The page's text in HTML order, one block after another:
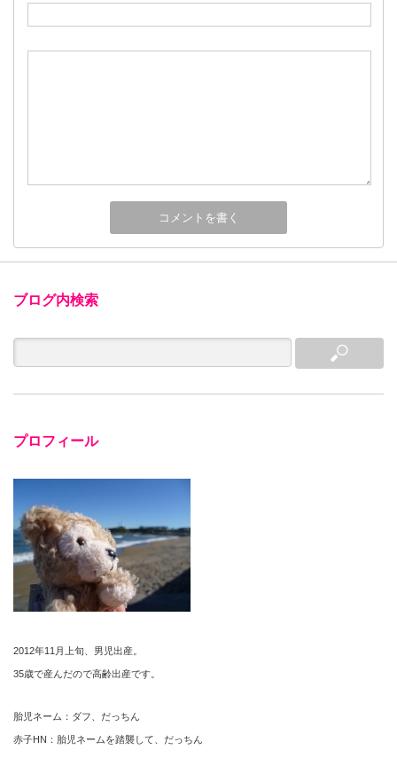
ブログ内検索
プロフィール
2012年11月上旬、男児出産。
35歳で産んだので高齢出産です。
胎児ネーム：ダフ、だっちん
赤子HN：胎児ネームを踏襲して、だっちん